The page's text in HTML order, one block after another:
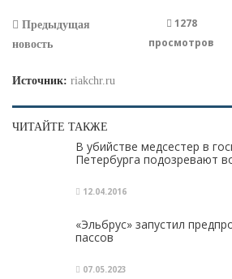
Предыдущая
новость
1278
просмотров
Источник: riakchr.ru
ЧИТАЙТЕ ТАКЖЕ
В убийстве медсестер в
Петербурга подозревают
12.04.2016
«Эльбрус» запустил
пассов
07.05.2023